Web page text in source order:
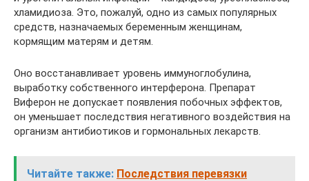
хламидиоза. Это, пожалуй, одно из самых популярных
средств, назначаемых беременным женщинам,
кормящим матерям и детям.
Оно восстанавливает уровень иммуноглобулина,
выработку собственного интерферона. Препарат
Виферон не допускает появления побочных эффектов,
он уменьшает последствия негативного воздействия на
организм антибиотиков и гормональных лекарств.
Читайте также: Последствия перевязки